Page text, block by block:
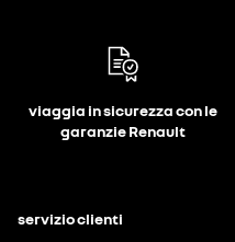
viaggia in sicurezza con le
garanzie Renault
servizio clienti